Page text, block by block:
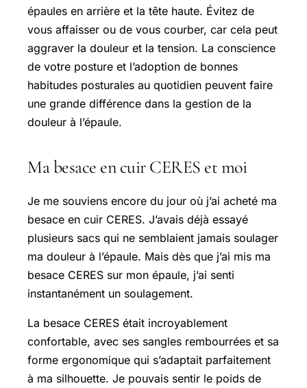
épaules en arrière et la tête haute. Évitez de
vous affaisser ou de vous courber, car cela peut
aggraver la douleur et la tension. La conscience
de votre posture et l’adoption de bonnes
habitudes posturales au quotidien peuvent faire
une grande différence dans la gestion de la
douleur à l’épaule.
Ma besace en cuir CERES et moi
Je me souviens encore du jour où j’ai acheté ma
besace en cuir CERES. J’avais déjà essayé
plusieurs sacs qui ne semblaient jamais soulager
ma douleur à l’épaule. Mais dès que j’ai mis ma
besace CERES sur mon épaule, j’ai senti
instantanément un soulagement.
La besace CERES était incroyablement
confortable, avec ses sangles rembourrées et sa
forme ergonomique qui s’adaptait parfaitement
à ma silhouette. Je pouvais sentir le poids de